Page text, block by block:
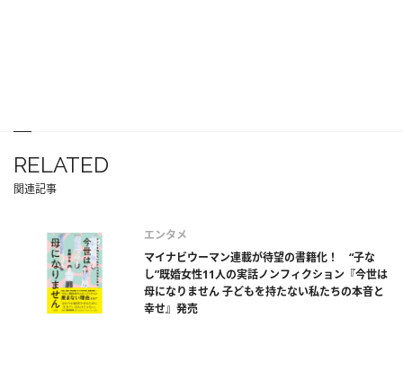
RELATED
関連記事
エンタメ
マイナビウーマン連載が待望の書籍化！ “子な
し”既婚女性11人の実話ノンフィクション『今世は
母になりません 子どもを持たない私たちの本音と
幸せ』発売